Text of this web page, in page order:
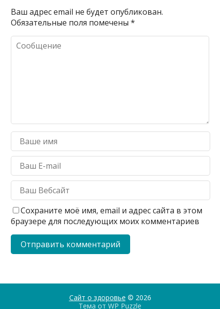
Ваш адрес email не будет опубликован.
Обязательные поля помечены*
Сохраните моё имя, email и адрес сайта в этом
браузере для последующих моих комментариев
Сайт о здоровье © 2026
Тема от WP Puzzle